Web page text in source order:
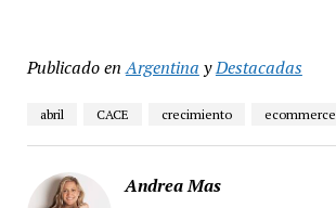
Publicado en Argentina yDestacadas
abril CACE crecimiento ecommerce
Andrea Mas